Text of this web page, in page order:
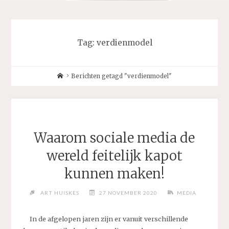
Tag: verdienmodel
HomeBerichten getagd "verdienmodel"
Waarom sociale media de
wereld feitelijk kapot
kunnen maken!
ART HUISKES 27 NOVEMBER 2020 MEDIA
In de afgelopen jaren zijn er vanuit verschillende